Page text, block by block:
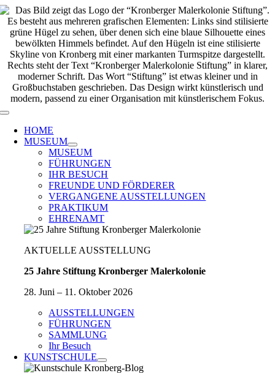
Zum
Inhalt
springen
Toggle
Navigation
HOME
MUSEUM
MUSEUM
FÜHRUNGEN
IHR BESUCH
FREUNDE UND FÖRDERER
VERGANGENE AUSSTELLUNGEN
PRAKTIKUM
EHRENAMT
AKTUELLE AUSSTELLUNG
25 Jahre Stiftung Kronberger Malerkolonie
28. Juni – 11. Oktober 2026
AUSSTELLUNGEN
FÜHRUNGEN
SAMMLUNG
Ihr Besuch
KUNSTSCHULE